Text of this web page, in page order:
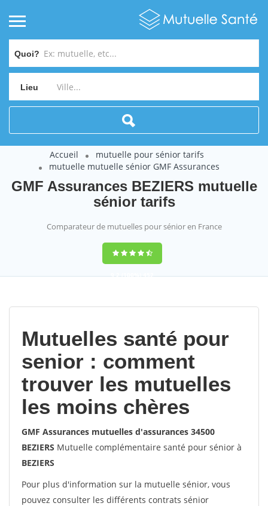
Quoi?
Lieu
Accueil
mutuelle pour sénior tarifs
mutuelle mutuelle sénior GMF Assurances
GMF Assurances BEZIERS mutuelle
sénior tarifs
Comparateur de mutuelles pour sénior en France
9,2(100%)452
Mutuelles santé pour
senior : comment
trouver les mutuelles
les moins chères
GMF Assurances mutuelles d'assurances 34500
BEZIERS Mutuelle complémentaire santé pour sénior à
BEZIERS
Pour plus d'information sur la mutuelle sénior, vous
pouvez consulter les différents contrats sénior